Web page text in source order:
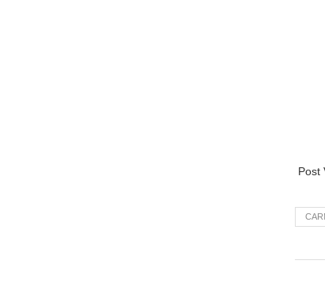
Post